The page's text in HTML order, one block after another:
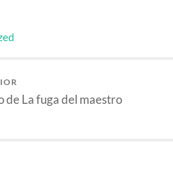
de La fuga del maestro